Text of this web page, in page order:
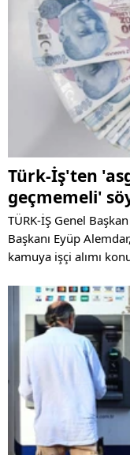
Türk-İş'ten
geçmemeli'
TÜRK-İŞ Genel
Başkanı Eyüp
kamuya işçi alımı
Alemdar, MÜSİAD ve